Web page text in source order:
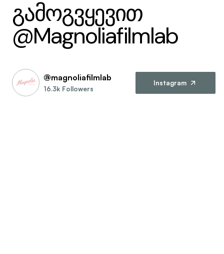
გამოგვყევით
@Magnoliafilmlab
@magnoliafilmlab
16.3k Followers
Instagram